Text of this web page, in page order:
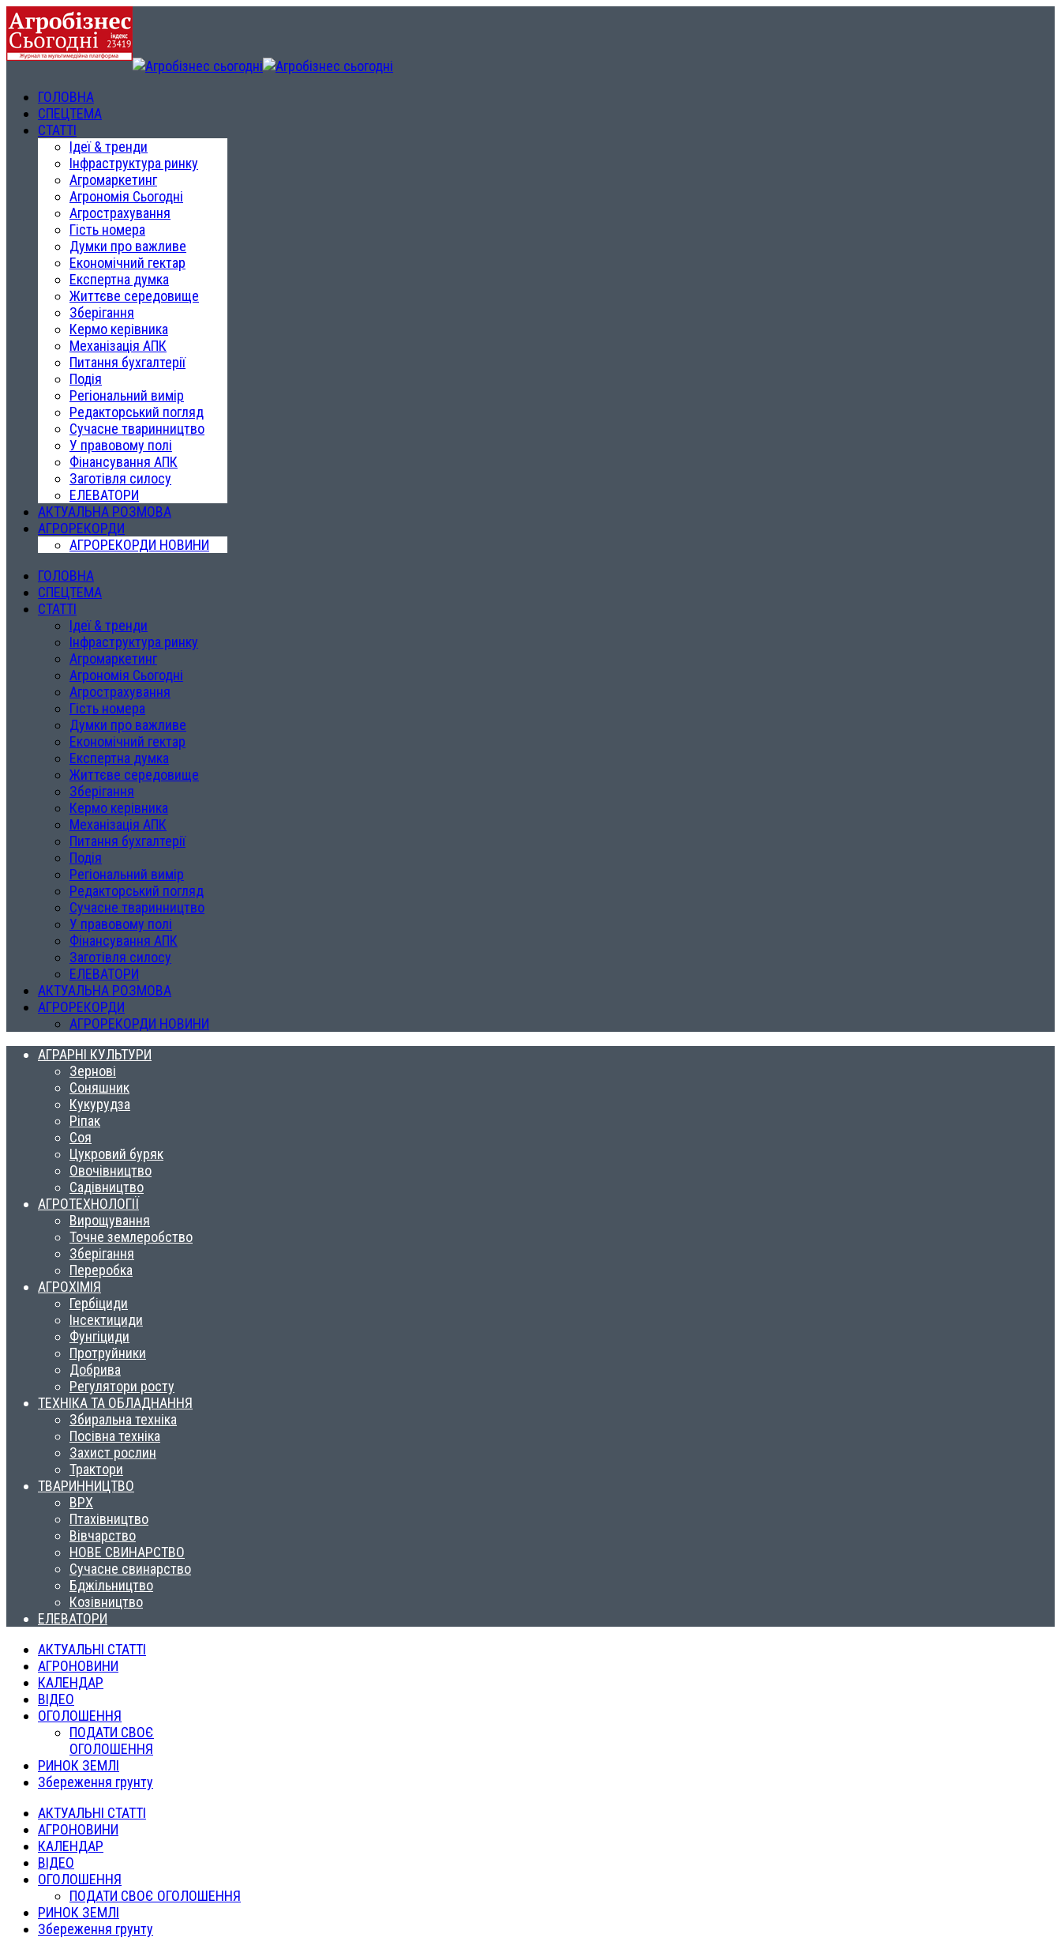
ГОЛОВНА
СПЕЦТЕМА
СТАТТІ
Ідеї & тренди
Інфраструктура ринку
Агромаркетинг
Агрономія Сьогодні
Агрострахування
Гість номера
Думки про важливе
Економічний гектар
Експертна думка
Життєве середовище
Зберігання
Кермо керівника
Механізація АПК
Питання бухгалтерії
Подія
Регіональний вимір
Редакторський погляд
Сучасне тваринництво
У правовому полі
Фінансування АПК
Заготівля силосу
ЕЛЕВАТОРИ
АКТУАЛЬНА РОЗМОВА
АГРОРЕКОРДИ
АГРОРЕКОРДИ НОВИНИ
ГОЛОВНА
СПЕЦТЕМА
СТАТТІ
Ідеї & тренди
Інфраструктура ринку
Агромаркетинг
Агрономія Сьогодні
Агрострахування
Гість номера
Думки про важливе
Економічний гектар
Експертна думка
Життєве середовище
Зберігання
Кермо керівника
Механізація АПК
Питання бухгалтерії
Подія
Регіональний вимір
Редакторський погляд
Сучасне тваринництво
У правовому полі
Фінансування АПК
Заготівля силосу
ЕЛЕВАТОРИ
АКТУАЛЬНА РОЗМОВА
АГРОРЕКОРДИ
АГРОРЕКОРДИ НОВИНИ
АГРАРНІ КУЛЬТУРИ
Зернові
Соняшник
Кукурудза
Ріпак
Соя
Цукровий буряк
Овочівництво
Садівництво
АГРОТЕХНОЛОГІЇ
Вирощування
Точне землеробство
Зберігання
Переробка
АГРОХІМІЯ
Гербіциди
Інсектициди
Фунгіциди
Протруйники
Добрива
Регулятори росту
ТЕХНІКА ТА ОБЛАДНАННЯ
Збиральна техніка
Посівна техніка
Захист рослин
Трактори
ТВАРИННИЦТВО
ВРХ
Птахівництво
Вівчарство
НОВЕ СВИНАРСТВО
Сучасне свинарство
Бджільництво
Козівництво
ЕЛЕВАТОРИ
АКТУАЛЬНІ СТАТТІ
АГРОНОВИНИ
КАЛЕНДАР
ВІДЕО
ОГОЛОШЕННЯ
ПОДАТИ СВОЄ
ОГОЛОШЕННЯ
РИНОК ЗЕМЛІ
Збереження грунту
АКТУАЛЬНІ СТАТТІ
АГРОНОВИНИ
КАЛЕНДАР
ВІДЕО
ОГОЛОШЕННЯ
ПОДАТИ СВОЄ ОГОЛОШЕННЯ
РИНОК ЗЕМЛІ
Збереження грунту